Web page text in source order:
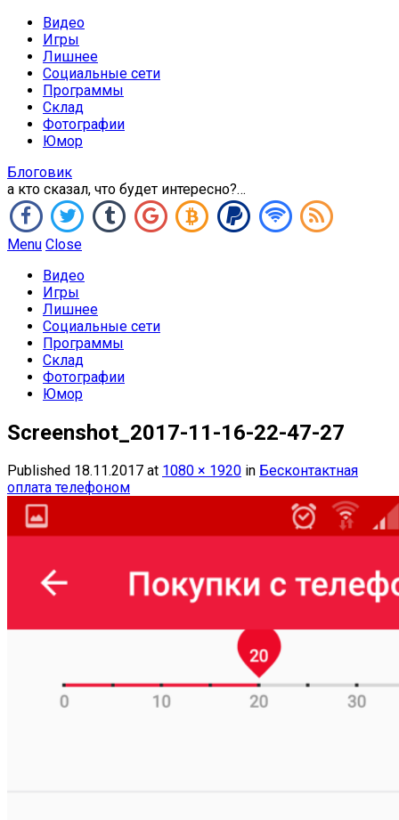
Видео
Игры
Лишнее
Социальные сети
Программы
Склад
Фотографии
Юмор
Блоговик
а кто сказал, что будет интересно?…
Menu Close
Видео
Игры
Лишнее
Социальные сети
Программы
Склад
Фотографии
Юмор
Screenshot_2017-11-16-22-47-27
Published 18.11.2017 at 1080 × 1920 in Бесконтактная
оплата телефоном